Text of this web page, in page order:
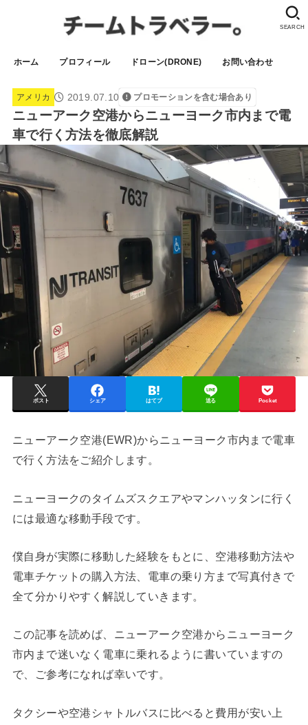
ホーム プロフィール ドローン(DRONE) お問い合わせ
SEARCH
アメリカ 2019.07.10 プロモーションを含む場合あり
ニューアーク空港からニューヨーク市内まで電
車で行く方法を徹底解説
ポスト シェア はてブ 送る Pocket
ニューアーク空港(EWR)からニューヨーク市内まで電車
で行く方法をご紹介します。
ニューヨークのタイムズスクエアやマンハッタンに行く
には最適な移動手段です。
僕自身が実際に移動した経験をもとに、空港移動方法や
電車チケットの購入方法、電車の乗り方まで写真付きで
全て分かりやすく解説していきます。
この記事を読めば、ニューアーク空港からニューヨーク
市内まで迷いなく電車に乗れるように書いていますの
で、ご参考になれば幸いです。
タクシーや空港シャトルバスに比べると費用が安い上